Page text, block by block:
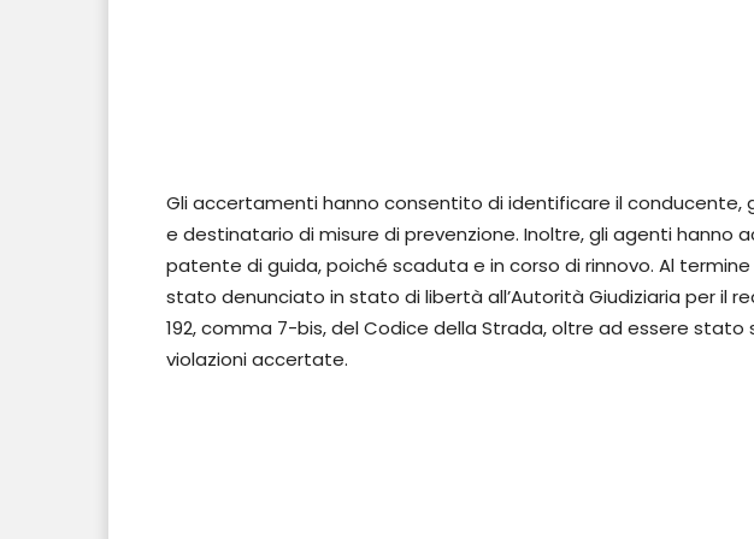
Gli accertamenti hanno consentito di identificare il conducente,
e destinatario di misure di prevenzione. Inoltre, gli agenti hanno
patente di guida, poiché scaduta e in corso di rinnovo. Al termine
stato denunciato in stato di libertà all’Autorità Giudiziaria per il
192, comma 7-bis, del Codice della Strada, oltre ad essere stato
violazioni accertate.